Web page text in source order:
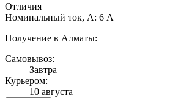
Отличия
Номинальный ток, А: 6 А
Получение в Алматы:
Самовывоз:
Завтра
Курьером:
10 августа